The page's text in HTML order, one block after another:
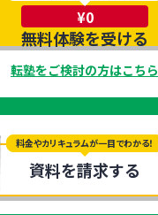
¥0
無料体験を受ける
転塾をご検討の方はこちら
料金やカリキュラムが一目でわかる！
資料を請求する